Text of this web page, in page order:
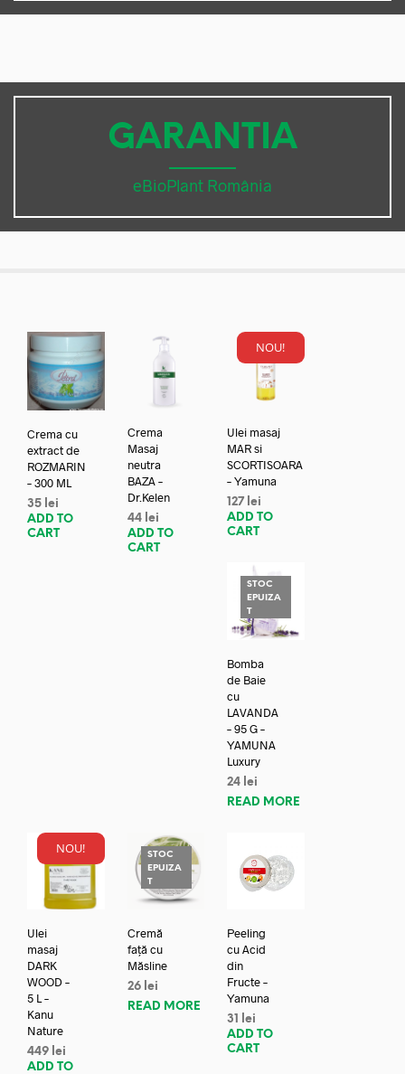
GARANTIA
eBioPlant România
Crema cu
extract de
ROZMARIN
– 300 ML
35 lei
ADD TO
CART
Crema
Masaj
neutra
BAZA –
Dr.Kelen
44 lei
ADD TO
CART
NOU!
Ulei masaj
MAR si
SCORTISOARA
– Yamuna
127 lei
ADD TO
CART
STOC
EPUIZA
T
Bomba
de Baie
cu
LAVANDA
– 95 G –
YAMUNA
Luxury
24 lei
READ MORE
NOU!
Ulei
masaj
DARK
WOOD –
5 L –
Kanu
Nature
449 lei
ADD TO
STOC
EPUIZA
T
Cremă
față cu
Măsline
26 lei
READ MORE
Peeling
cu Acid
din
Fructe –
Yamuna
31
lei
ADD TO
CART